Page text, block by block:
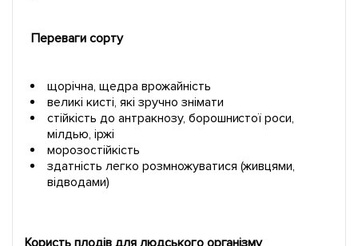
Переваги сорту
щорічна, щедра врожайність
великі кисті, які зручно знімати
стійкість до антракнозу, борошнистої роси,
мілдью, іржі
морозостійкість
здатність легко розмножуватися (живцями,
відводами)